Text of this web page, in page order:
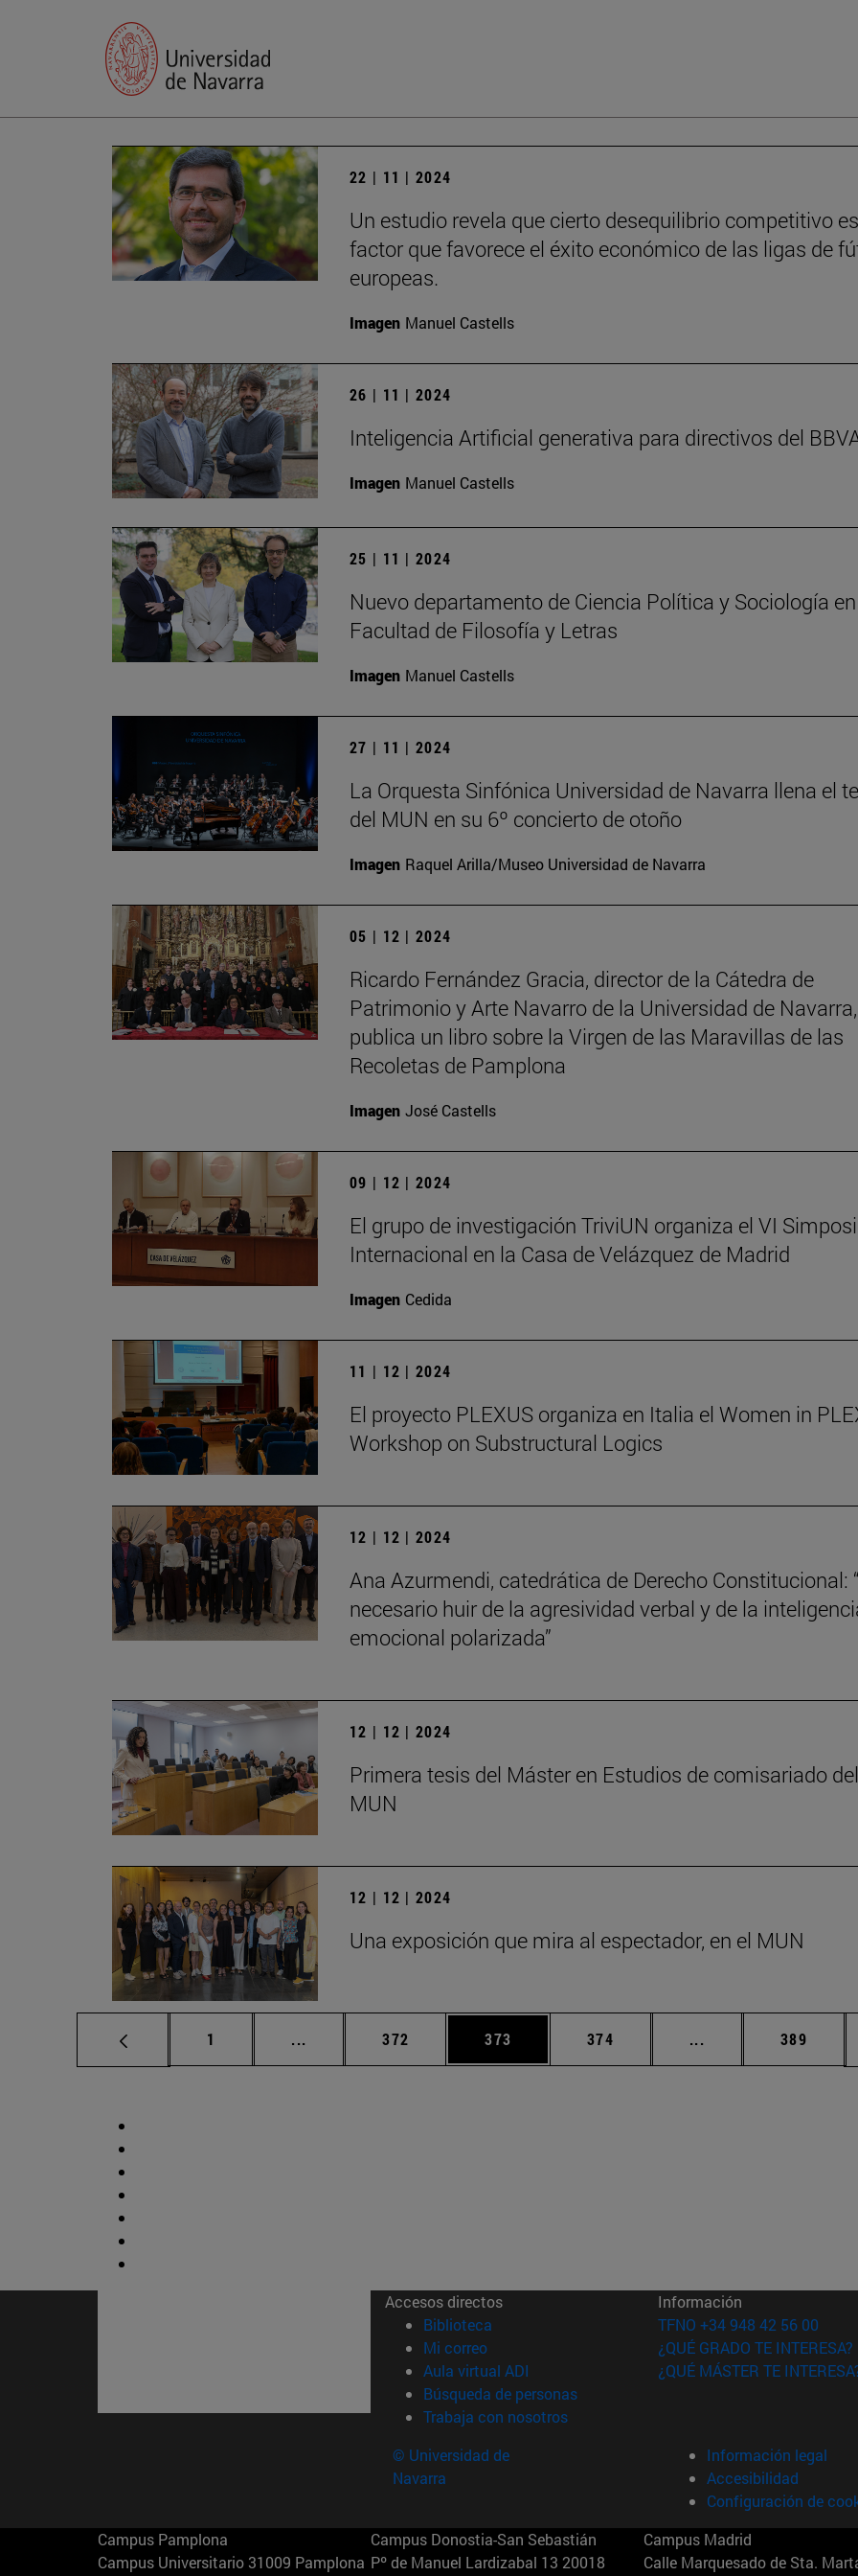
22 | 11 | 2024
Un estudio revela que cierto desequilibrio competitivo
factor que favorece el éxito económico de las ligas de
europeas.
Imagen Manuel Castells
26 | 11 | 2024
Inteligencia Artificial generativa para directivos del
Imagen Manuel Castells
25 | 11 | 2024
Nuevo departamento de Ciencia Política y Sociología
Facultad de Filosofía y Letras
Imagen Manuel Castells
27 | 11 | 2024
La Orquesta Sinfónica Universidad de Navarra llena el
del MUN en su 6º concierto de otoño
Imagen Raquel Arilla/Museo Universidad de Navarra
05 | 12 | 2024
Ricardo Fernández Gracia, director de la Cátedra de
Patrimonio y Arte Navarro de la Universidad de Navarra,
publica un libro sobre la Virgen de las Maravillas de las
Recoletas de Pamplona
Imagen José Castells
09 | 12 | 2024
El grupo de investigación TriviUN organiza el VI
Internacional en la Casa de Velázquez de Madrid
Imagen Cedida
11 | 12 | 2024
El proyecto PLEXUS organiza en Italia el Women in
Workshop on Substructural Logics
12 | 12 | 2024
Ana Azurmendi, catedrática de Derecho Constitucional:
necesario huir de la agresividad verbal y de la
emocional polarizada”
12 | 12 | 2024
Primera tesis del Máster en Estudios de comisariado del
MUN
12 | 12 | 2024
Una exposición que mira al espectador, en el MUN
Página
1 ... Páginas intermedias Use TAB para desplazarse.
Página
372 Página
373 Página
374 ... Páginas Página
389
Accesos directos
Biblioteca (abre en nueva ventana)
Mi correo(abre en nueva ventana)
Aula virtual ADI (abre en nueva ventana)
Búsqueda de personas(abre en nueva ventana)
Trabaja con nosotros(abre en nueva ventana)
Información
TFNO +34 948 42 56 00
¿QUÉ GRADO TE INTERESA?
¿QUÉ MÁSTER TE
© Universidad de
Navarra
Información legal
Accesibilidad
Configuración de
Campus Pamplona
Campus Universitario 31009 Pamplona
Campus Donostia-San Sebastián
Pº de Manuel Lardizabal 13 20018
Campus Madrid
Calle Marquesado de Sta.